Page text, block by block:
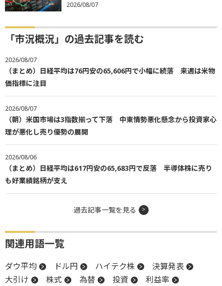
2026/08/07
「市況概況」の過去記事を読む
2026/08/07
（まとめ）日経平均は76円安の65,606円で小幅に続落 来週は米物
価指標に注目
2026/08/07
（朝）米国市場は3指数揃って下落 中東情勢悪化懸念から投資家心
理が悪化し売り優勢の展開
2026/08/06
（まとめ）日経平均は617円安の65,683円で反落 半導体株に売り
も好業績銘柄が支え
過去記事一覧を見る
関連用語一覧
ダウ平均 ドル円 ハイテク株
決算発表
大引け
株式 為替 投資
利益率